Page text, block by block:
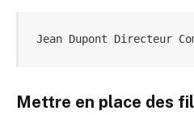
Jean Dupont Directeur
Mettre en place des